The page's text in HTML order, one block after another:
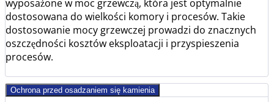
wyposażone w moc grzewczą, która jest optymalnie
dostosowana do wielkości komory i procesów. Takie
dostosowanie mocy grzewczej prowadzi do znacznych
oszczędności kosztów eksploatacji i przyspieszenia
procesów.
Ochrona przed osadzaniem się kamienia